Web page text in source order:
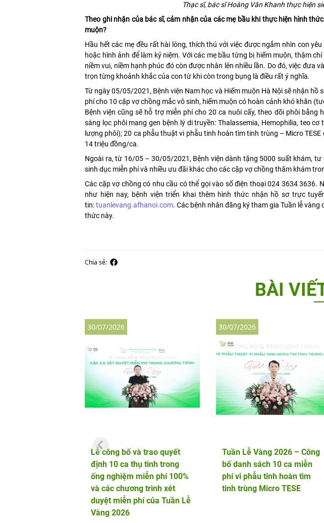
Thạc sĩ, bác sĩ Hoàng Văn Khanh thực hiện
Theo ghi nhận của bác sĩ, cảm nhận của các mẹ bầu khi thực hiện hình
muộn?
Hầu hết các mẹ đều rất hài lòng, thích thú với việc được ngắm nhìn con
hoặc hình ảnh để làm kỷ niệm. Với các mẹ bầu từng bị hiếm muộn, thậm
niềm vui, niềm hạnh phúc đó còn được nhân lên nhiều lần. Do đó, việc đưa
trọn từng khoảnh khắc của con từ khi còn trong bụng là điều rất ý nghĩa.
Từ ngày 05/05/2021, Bệnh viện Nam học và Hiếm muộn Hà Nội sẽ nhận
phí cho 10 cặp vợ chồng mắc vô sinh, hiếm muộn có hoàn cảnh khó khăn
Bệnh viện cũng sẽ hỗ trợ miễn phí cho 20 ca nuôi cấy, theo dõi phôi
sàng lọc phôi mang gen bệnh lý di truyền: Thalassemia, Hemophilia, teo
lượng phôi); 20 ca phẫu thuật vi phẫu tinh hoàn tìm tinh trùng – Micro
14 triệu đồng/ca.
Ngoài ra, từ 16/05 – 30/05/2021, Bệnh viện dành tặng 5000 suất khám,
sinh dục miễn phí và nhiều ưu đãi khác cho các cặp vợ chồng thăm khám
Các cặp vợ chồng có nhu cầu có thể gọi vào số điện thoại 024 3634 3636.
như hiện nay, bệnh viện triển khai thêm hình thức nhận hồ sơ trực
tin:tuanlevang.afhanoi.com. Các bệnh nhân đăng ký tham gia Tuần lễ
thức này.
Chia sẻ:
BÀI
Lễ công bố và trao quyết
định 10 ca thụ tinh trong
ống nghiệm miễn phí 100%
và các chương trình xét
duyệt miễn phí của Tuần Lễ
Vàng 2026
30/07/2026
Tuần Lễ Vàng 2026 – Công
bố danh sách 10 ca miễn
phí vi phẫu tinh hoàn tìm
tinh trùng Micro TESE
30/07/2026